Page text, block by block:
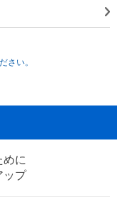
さい。
めに
ップ